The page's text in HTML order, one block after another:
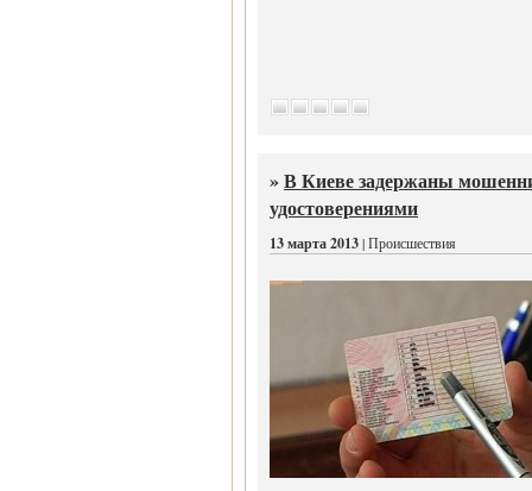
»В Киеве задержаны
удостоверениями
13 марта 2013| Происшествия